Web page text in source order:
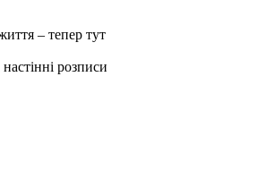
– тепер тут
розписи